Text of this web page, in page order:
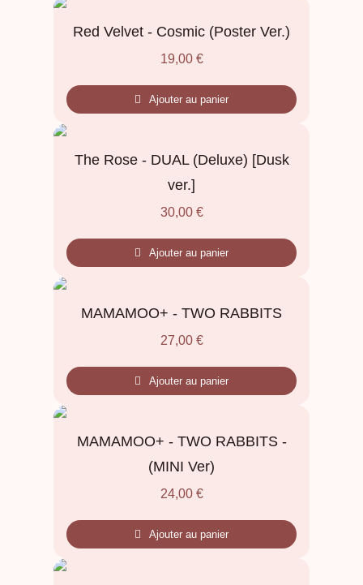
Red Velvet - Cosmic (Poster Ver.)
19,00 €
Ajouter au panier
The Rose - DUAL (Deluxe) [Dusk
ver.]
30,00 €
Ajouter au panier
MAMAMOO+ - TWO RABBITS
27,00 €
Ajouter au panier
MAMAMOO+ - TWO RABBITS -
(MINI Ver)
24,00 €
Ajouter au panier